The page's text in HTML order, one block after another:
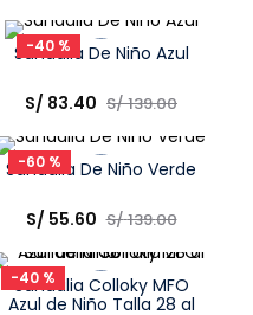
Elige una opción
-40 %
Talla
Elige una opción
Sandalia De Niño Azul
S/ 83.40 S/139.00
-60 %
Talla
Elige una opción
COMPRAR
Sandalia De Niño Verde
S/ 55.60 S/139.00
-40 %
Sandalia Colloky MFO
Azul de Niño Talla 28 al